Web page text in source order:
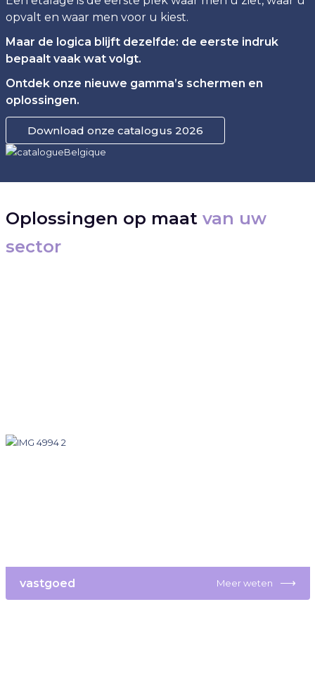
opvalt en waar men voor u kiest.
Maar de logica blijft dezelfde: de eerste indruk
bepaalt vaak wat volgt.
Ontdek onze nieuwe gamma’s schermen en
oplossingen.
Download onze catalogus 2026
Oplossingen op maat van uw
sector
vastgoed Meer weten ⟶